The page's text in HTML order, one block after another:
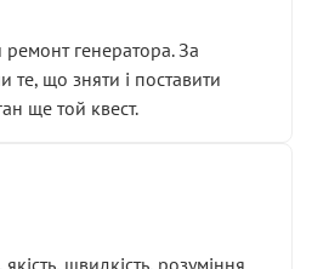
рахунках
а не формального
що сервіс працює не
добре
генератора. За
те, що зняти і поставити
ще той квест.
швидкість, розуміння